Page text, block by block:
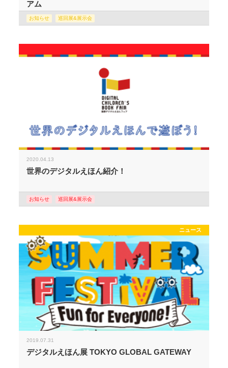
アム
お知らせ 巡回展&展示会
2020.04.13
世界のデジタルえほん紹介！
お知らせ 巡回展&展示会
ニュース
2019.07.31
デジタルえほん展 TOKYO GLOBAL GATEWAY